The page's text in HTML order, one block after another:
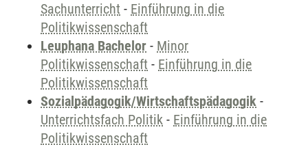
Sachunterricht - Einführung in die
Politikwissenschaft
Leuphana Bachelor - Minor
Politikwissenschaft - Einführung in die
Politikwissenschaft
Sozialpädagogik/Wirtschaftspädagogik -
Unterrichtsfach Politik - Einführung in die
Politikwissenschaft